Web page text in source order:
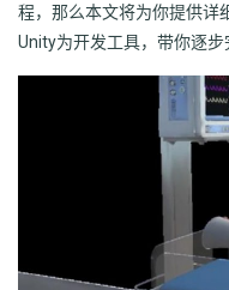
程，那么本文将为你提供详
Unity为开发工具，带你逐步